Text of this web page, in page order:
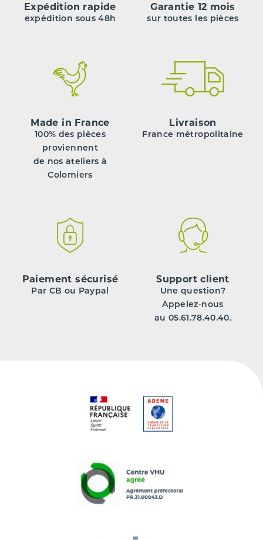
Expédition rapide
expédition sous 48h
Garantie 12 mois
sur toutes les pièces
Made in France
100% des pièces
proviennent
de nos ateliers à
Colomiers
Livraison
France métropolitaine
Paiement sécurisé
Par CB ou Paypal
Support client
Une question?
Appelez-nous
au 05.61.78.40.40.